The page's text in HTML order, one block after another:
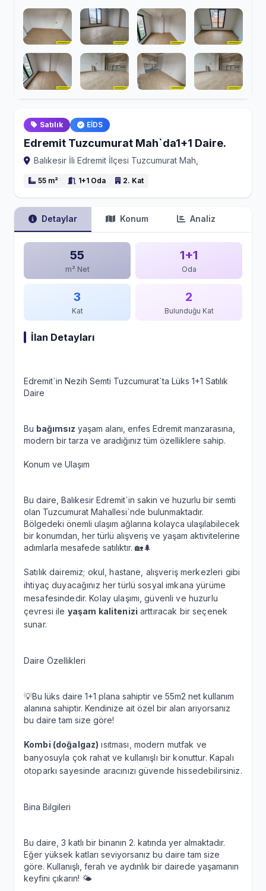
Satılık EİDS
Edremit Tuzcumurat Mah`da1+1 Daire.
Balıkesir İli Edremit İlçesi Tuzcumurat Mah,
55 m² 1+1 Oda 2. Kat
Detaylar Konum Analiz
55
m² Net
1+1
Oda
3
Kat
2
Bulunduğu Kat
İlan Detayları
Edremit`in Nezih Semti Tuzcumurat`ta Lüks 1+1 Satılık
Daire
Bu bağımsız yaşam alanı, enfes Edremit manzarasına,
modern bir tarza ve aradığınız tüm özelliklere sahip.
Konum ve Ulaşım
Bu daire, Balıkesir Edremit`in sakin ve huzurlu bir semti
olan Tuzcumurat Mahallesi`nde bulunmaktadır.
Bölgedeki önemli ulaşım ağlarına kolayca ulaşılabilecek
bir konumdan, her türlü alışveriş ve yaşam aktivitelerine
adımlarla mesafede satılıktır. 🏡🌲
Satılık dairemiz; okul, hastane, alışveriş merkezleri gibi
ihtiyaç duyacağınız her türlü sosyal imkana yürüme
mesafesindedir. Kolay ulaşımı, güvenli ve huzurlu
çevresi ile yaşam kalitenizi arttıracak bir seçenek
sunar.
Daire Özellikleri
💡Bu lüks daire 1+1 plana sahiptir ve 55m2 net kullanım
alanına sahiptir. Kendinize ait özel bir alan arıyorsanız
bu daire tam size göre!
Kombi (doğalgaz) ısıtması, modern mutfak ve
banyosuyla çok rahat ve kullanışlı bir konuttur. Kapalı
otoparkı sayesinde aracınızı güvende hissedebilirsiniz.
Bina Bilgileri
Bu daire, 3 katlı bir binanın 2. katında yer almaktadır.
Eğer yüksek katları seviyorsanız bu daire tam size
göre. Kullanışlı, ferah ve aydınlık bir dairede yaşamanın
keyfini çıkarın! 🌤️